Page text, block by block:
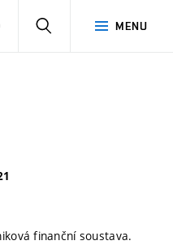
MENU
PŘIHLÁSIT
finanční soustava.